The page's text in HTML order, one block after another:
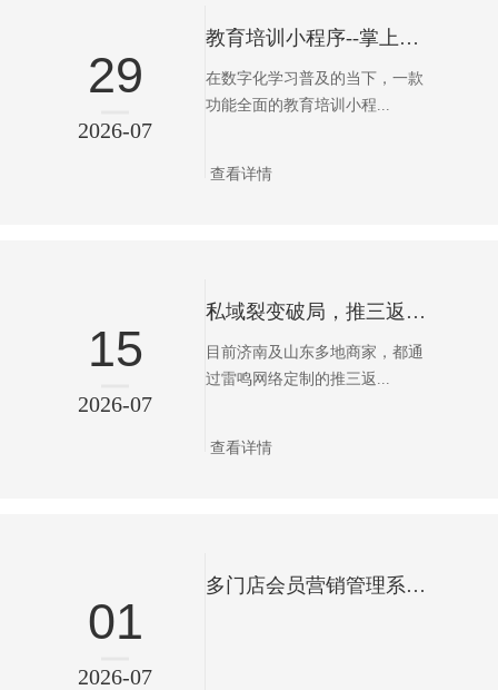
29
2026-07
教育培训小程序--掌上学习利器，赋能高效学习
在数字化学习普及的当下，一款
功能全面的教育培训小程...
查看详情
15
2026-07
私域裂变破局，推三返一小程序定制优选济南雷鸣网络
目前济南及山东多地商家，都通
过雷鸣网络定制的推三返...
查看详情
01
2026-07
多门店会员营销管理系统｜门店数据独立·精准拓客裂变·实体门店数字化专属方案（济南雷鸣网络）